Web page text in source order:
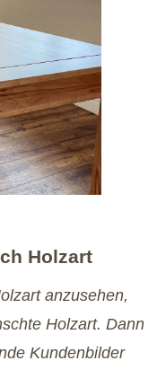
Holzart
anzusehen,
Holzart. Dann
Kundenbilder